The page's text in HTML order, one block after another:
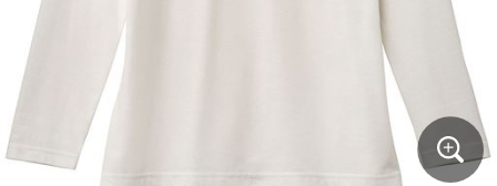
ジュニア・ティーンズ下着
大きいサイズ レディース服
大きいサイズ レディース下着
大きいサイズ メンズ
バーゲンセール
シークレットセール
詳細検索
商品カテゴリ一覧
カタログ
大きいサイズ レディース下着
大きいサイズ メンズ
大きいサイズ 事務・制服
シークレットセール
商品カテゴリ一覧
カタログ
カタログ・チラシからのご注文